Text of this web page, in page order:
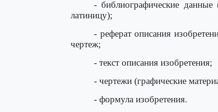
- библиографические
латиницу);
- реферат описания
чертеж;
- текст описания изобретения;
- чертежи (графические
- формула изобретения.